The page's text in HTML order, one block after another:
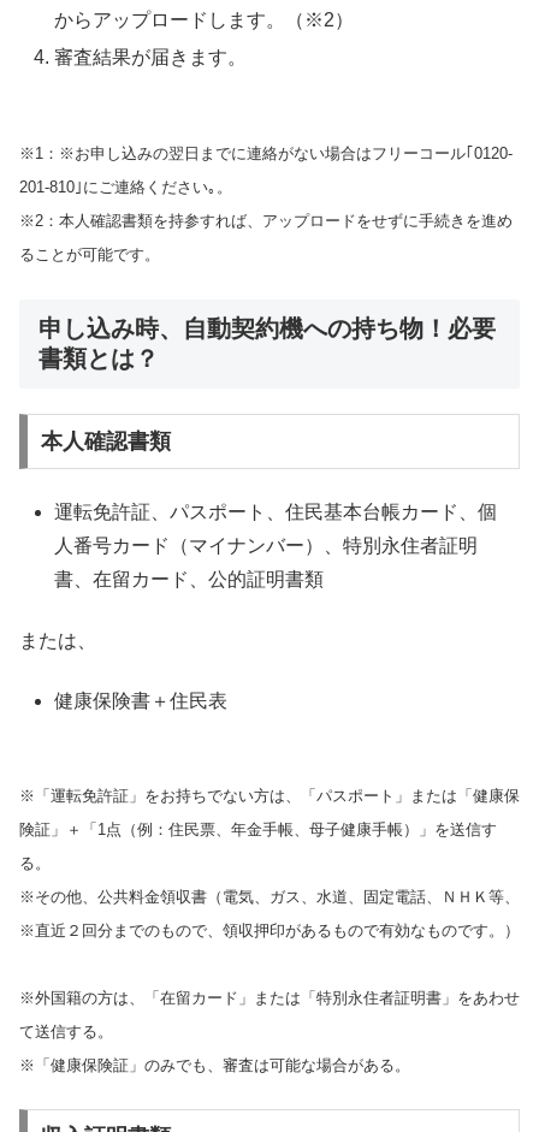
からアップロードします。（※2）
審査結果が届きます。
※1：※お申し込みの翌日までに連絡がない場合はフリーコール｢0120-
201-810｣にご連絡ください｡。
※2：本人確認書類を持参すれば、アップロードをせずに手続きを進め
ることが可能です。
申し込み時、自動契約機への持ち物！必要
書類とは？
本人確認書類
運転免許証、パスポート、住民基本台帳カード、個
人番号カード（マイナンバー）、特別永住者証明
書、在留カード、公的証明書類
または、
健康保険書＋住民表
※「運転免許証」をお持ちでない方は、「パスポート」または「健康保
険証」＋「1点（例：住民票、年金手帳、母子健康手帳）」を送信す
る。
※その他、公共料金領収書（電気、ガス、水道、固定電話、ＮＨＫ等、
※直近２回分までのもので、領収押印があるもので有効なものです。）
※外国籍の方は、「在留カード」または「特別永住者証明書」をあわせ
て送信する。
※「健康保険証」のみでも、審査は可能な場合がある。